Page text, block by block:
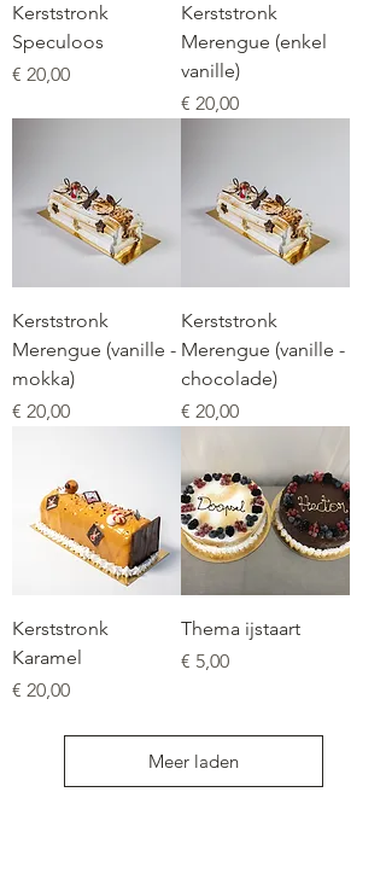
Kerststronk
Speculoos
Prijs
€ 20,00
Kerststronk
Merengue (enkel
vanille)
Prijs
€ 20,00
Kerststronk
Merengue (vanille -
mokka)
Prijs
€ 20,00
Kerststronk
Merengue (vanille -
chocolade)
Prijs
€ 20,00
Kerststronk
Karamel
Prijs
€ 20,00
Thema ijstaart
Prijs
€ 5,00
Meer laden